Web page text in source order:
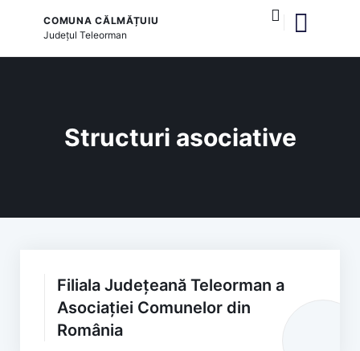
COMUNA CĂLMĂȚUIU
JudețulTeleorman
Structuri asociative
Filiala Județeană Teleorman a
Asociației Comunelor din
România